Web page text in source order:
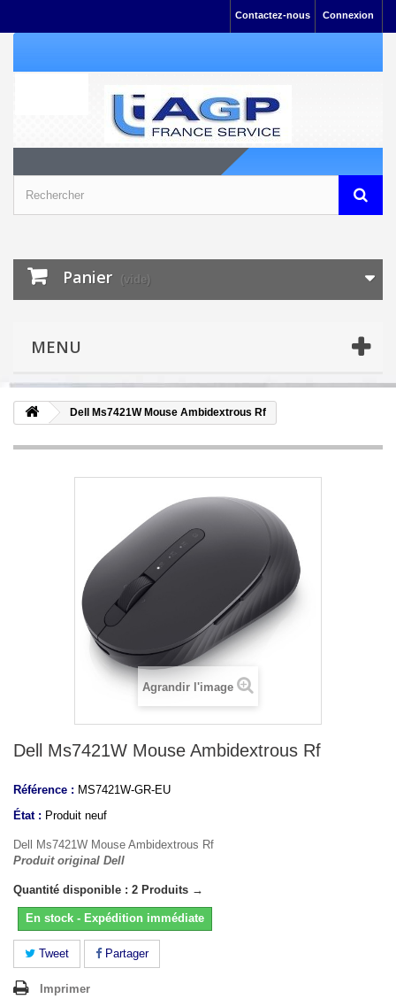
Connexion
Contactez-nous
Panier (vide)
MENU
Dell Ms7421W Mouse Ambidextrous Rf
Agrandir l'image
Dell Ms7421W Mouse Ambidextrous Rf
Référence : MS7421W-GR-EU
État : Produit neuf
Dell Ms7421W Mouse Ambidextrous Rf
Produit original Dell
Quantité disponible : 2 Produits →
En stock - Expédition immédiate
Tweet Partager
Imprimer